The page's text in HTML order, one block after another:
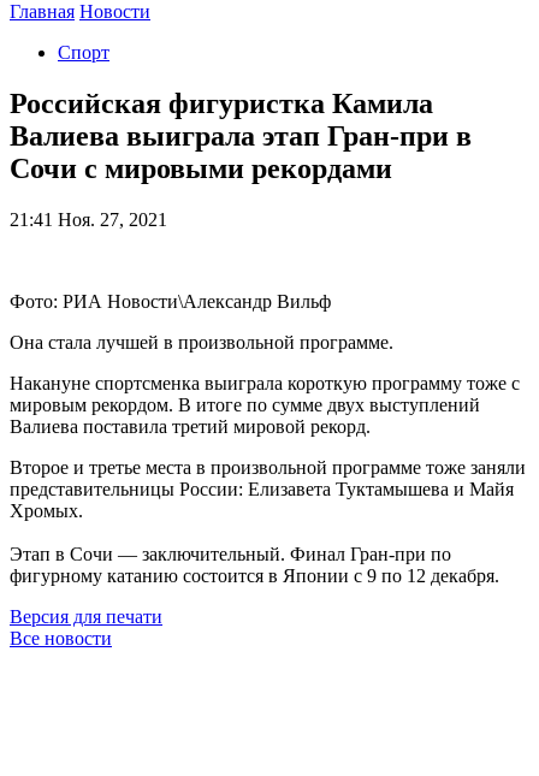
Главная Новости
Спорт
Российская фигуристка Камила
Валиева выиграла этап Гран-при в
Сочи с мировыми рекордами
21:41 Ноя. 27, 2021
Фото: РИА Новости\Александр Вильф
Она стала лучшей в произвольной программе.
Накануне спортсменка выиграла короткую программу тоже с
мировым рекордом. В итоге по сумме двух выступлений
Валиева поставила третий мировой рекорд.
Второе и третье места в произвольной программе тоже заняли
представительницы России: Елизавета Туктамышева и Майя
Хромых.
Этап в Сочи — заключительный. Финал Гран-при по
фигурному катанию состоится в Японии с 9 по 12 декабря.
Версия для печати
Все новости